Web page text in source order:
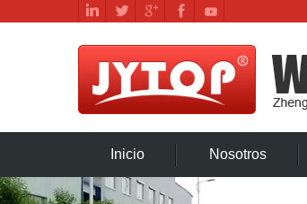
Inicio Nosotros